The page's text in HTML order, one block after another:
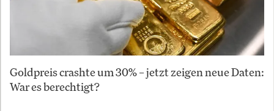
Goldpreis crashte um 30% – jetzt zeigen neue Daten:
War es berechtigt?